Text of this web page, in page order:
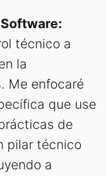
técnico a
la
Me enfocaré
que use
de
pilar técnico
a